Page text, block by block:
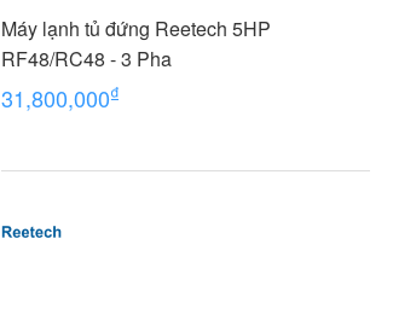
Máy lạnh tủ đứng Reetech 5HP
RF48/RC48 - 3 Pha
31,800,000₫